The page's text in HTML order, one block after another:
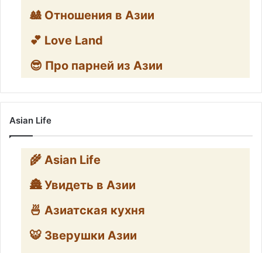
🎎 Отношения в Азии
💕 Love Land
😎 Про парней из Азии
Asian Life
🌾 Asian Life
🏯 Увидеть в Азии
🍜 Азиатская кухня
🐯 Зверушки Азии